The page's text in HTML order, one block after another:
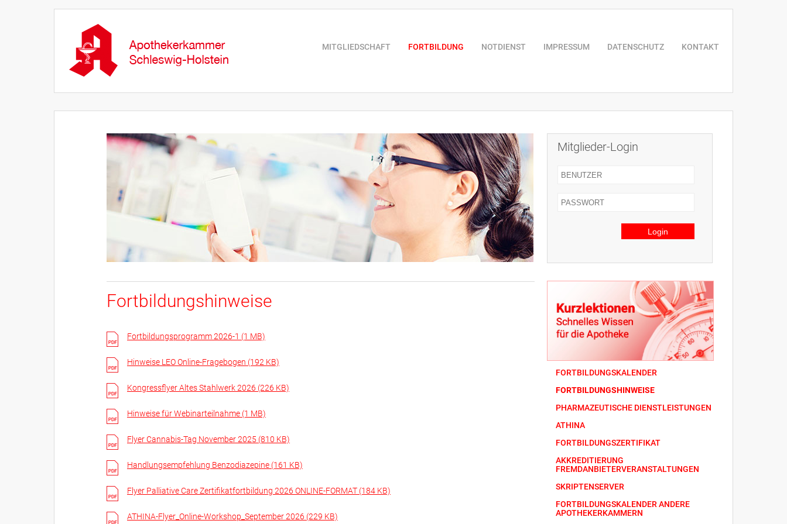
MITGLIEDSCHAFT FORTBILDUNG NOTDIENST IMPRESSUM DATENSCHUTZ KONTAKT
Fortbildungshinweise
Fortbildungsprogramm 2026-1 (1 MB)
Hinweise LEO Online-Fragebogen (192 KB)
Kongressflyer Altes Stahlwerk 2026 (226 KB)
Hinweise für Webinarteilnahme (1 MB)
Flyer Cannabis-Tag November 2025 (810 KB)
Handlungsempfehlung Benzodiazepine (161 KB)
Flyer Palliative Care Zertifikatfortbildung 2026 ONLINE-FORMAT (184 KB)
ATHINA-Flyer_Online-Workshop_September 2026 (229 KB)
Mitglieder-Login
FORTBILDUNGSKALENDER
FORTBILDUNGSHINWEISE
PHARMAZEUTISCHE DIENSTLEISTUNGEN
ATHINA
FORTBILDUNGSZERTIFIKAT
AKKREDITIERUNG
FREMDANBIETERVERANSTALTUNGEN
SKRIPTENSERVER
FORTBILDUNGSKALENDER ANDERE
APOTHEKERKAMMERN